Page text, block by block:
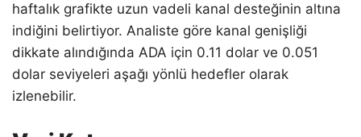
haftalık grafikte uzun vadeli kanal desteğinin altına
indiğini belirtiyor. Analiste göre kanal genişliği
dikkate alındığında ADA için 0.11 dolar ve 0.051
dolar seviyeleri aşağı yönlü hedefler olarak
izlenebilir.